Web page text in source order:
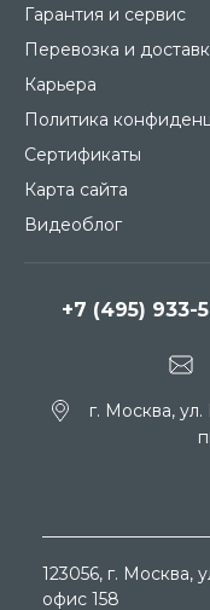
Гарантия и сервис
Перевозка и
Карьера
Политика
Сертификаты
Карта сайта
Видеоблог
+7 (495) 933-
г. Москва, ул.
123056, г. Москва,
офис 158